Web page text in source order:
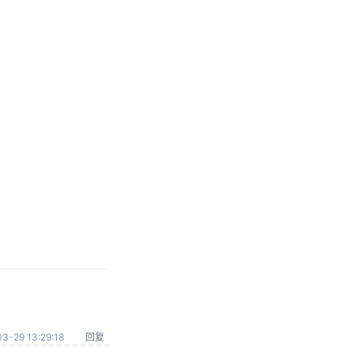
29 13:29:18 回复